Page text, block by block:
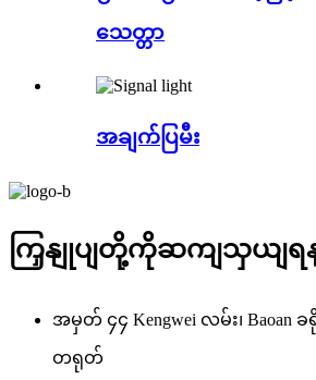
သေတ္တာ
အချက်ပြမီး
ကြှနျုပျတို့ကိုဆကျသှယျရန
အမှတ် ၄၄ Kengwei လမ်း၊ Baoan ခရို
တရုတ်